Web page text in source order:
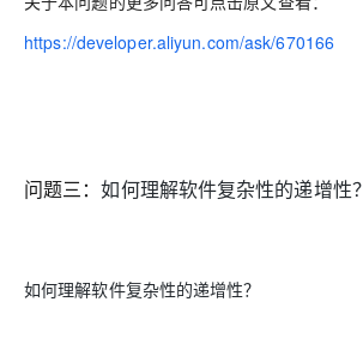
https://developer.aliyun.com/ask/670166
问题三：如何理解软件复杂性的递增性？
如何理解软件复杂性的递增性？